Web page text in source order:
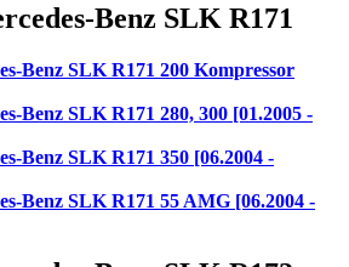
Benz SLK R171
Benz SLK R171 200 Kompressor
Benz SLK R171 280, 300 [01.2005 -
Benz SLK R171 350 [06.2004 -
Benz SLK R171 55 AMG [06.2004 -